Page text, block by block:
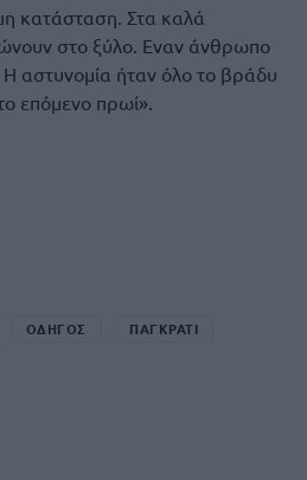
κατάσταση. Στα καλά
στο ξύλο. Εναν άνθρωπο
Η αστυνομία ήταν όλο το βράδυ
επόμενο πρωί».
ΟΔΗΓΟΣ ΠΑΓΚΡΑΤΙ